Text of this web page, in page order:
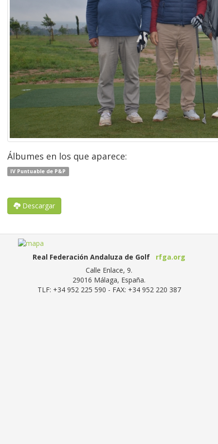
Álbumes en los que aparece:
IV Puntuable de P&P
Descargar
Real Federación Andaluza de Golf
rfga.org
Calle Enlace, 9.
29016 Málaga, España.
TLF: +34 952 225 590 - FAX: +34 952 220 387